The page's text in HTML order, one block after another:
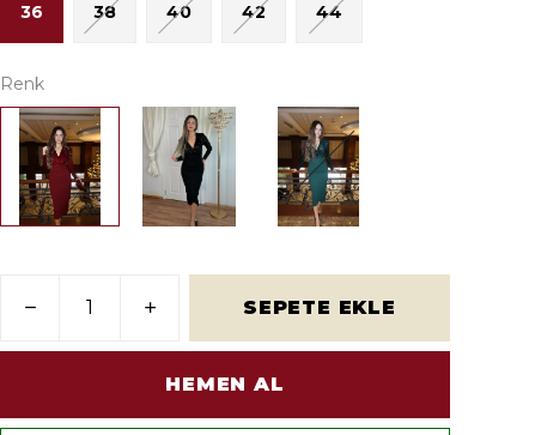
36 38 40 42 44
Renk
SEPETE EKLE
HEMEN AL